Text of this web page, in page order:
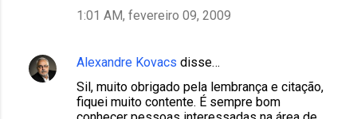
1:01 AM, fevereiro 09, 2009
Alexandre Kovacs disse…
Sil, muito obrigado pela lembrança e citação,
fiquei muito contente. É sempre bom